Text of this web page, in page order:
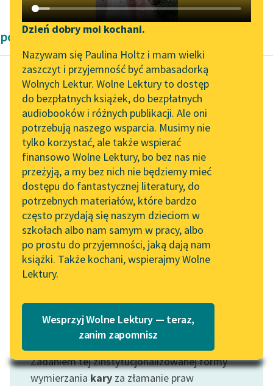
Katalog DAISY
Podkasty o książkach
Zgłoś brak utworu
Aktualności
„Prokurator Alicja Horn”
do słuchania
Byliśmy częścią AI Impact
Lab
Zapraszamy na spotkanie
online z tłumaczkami
literatury skandynawskiej
Spotkanie z Katarzyną
Tunkiel w Oslo
102. lata temu zmarł
Joseph Conrad
Lektury szkolne i klasyka
literatury do słuchania dla
uczennic i uczniów z
niepełnosprawnościami
Narzędzia
Mapa Wolnych Lektur
Leśmianator
Przewodnik dla piszących i
czytających
API
OAI-PMH
Widget Wolnych Lektur
Przypisy
Katalog w formacie PDF
Dzień dobry moi kochani.
Nazywam się Paulina Holtz i mam wielki
zaszczyt i przyjemność być ambasadorką
Wolnych Lektur. Wolne Lektury to dostęp
do bezpłatnych książek, do bezpłatnych
audiobooków i różnych publikacji. Ale oni
potrzebują naszego wsparcia. Musimy nie
tylko korzystać, ale także wspierać
finansowo Wolne Lektury, bo bez nas nie
przeżyją, a my bez nich nie będziemy mieć
dostępu do fantastycznej literatury, do
potrzebnych materiałów, które bardzo
często przydają się naszym dzieciom w
szkołach albo nam samym w pracy, albo
po prostu do przyjemności, jaką dają nam
książki. Także kochani, wspierajmy Wolne
Lektury.
Wesprzyj Wolne Lektury — teraz,
zanim zapomnisz
powieści Andrzeja Kijowskiego
Andrzej Kijowski
Dziecko przez
ptaka przyniesione
Reszta znana z gazet,
a nawet z
podręczników no­wszej
historii. Oto relacja
naocznego świadka...
Czytaj więcej
Motyw: Sąd
Zadaniem tej zinstytucjonalizowanej formy
wymierzania kary za złamanie praw